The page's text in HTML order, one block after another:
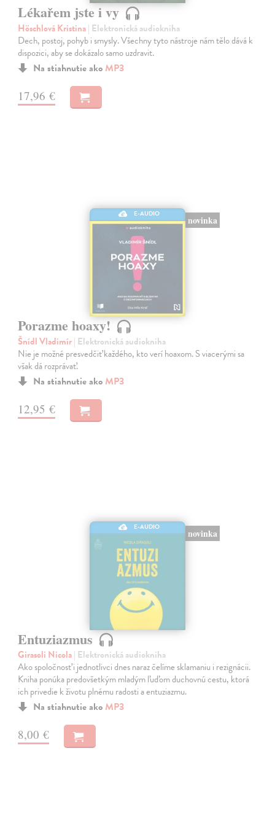
Lékařem jste i vy
Höschlová Kristina| Elektronická audiokniha
Dech, postoj, pohyb i smysly. Všechny tyto nástroje nám tělo dává k
dispozici, aby se dokázalo samo uzdravit.
Na stiahnutie ako MP3
17,96 €
E-AUDIO
novinka
Porazme hoaxy!
Šnídl Vladimír| Elektronická audiokniha
Nie je možné presvedčiť každého, kto verí hoaxom. S viacerými sa
však dá rozprávať.
Na stiahnutie ako MP3
12,95 €
E-AUDIO
novinka
Entuziazmus
Girasoli Nicola| Elektronická audiokniha
Ako spoločnosť i jednotlivci dnes naraz čelíme sklamaniu i rezignácii.
Kniha ponúka predovšetkým mladým ľuďom duchovnú cestu, ktorá
ich privedie k životu plnému radosti a entuziazmu.
Na stiahnutie ako MP3
8,00 €